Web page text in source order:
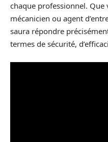
chaque professionnel. Que
mécanicien ou agent
saura répondre
termes de sécurité,